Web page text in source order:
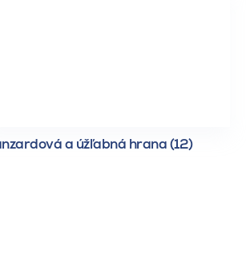
a úžľabná hrana (12)